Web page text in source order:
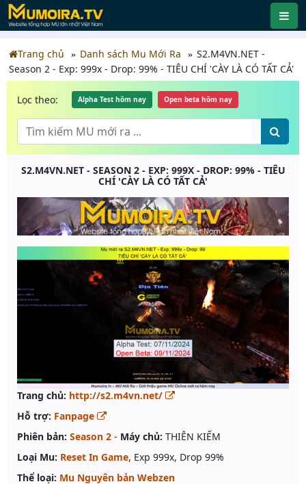
Trang chủ Danh sách Mu Mới Ra
S2.M4VN.NET -
Season 2 - Exp: 999x - Drop: 99% - TIÊU CHÍ 'CÀY LÀ CÓ TẤT CẢ'
Lọc theo: Alpha Test hôm nay Open beta hôm nay
S2.M4VN.NET - SEASON 2 - EXP: 999X - DROP: 99% - TIÊU
CHÍ 'CÀY LÀ CÓ TẤT CẢ'
Trang chủ: http://s2.m4vn.net/
Hỗ trợ: Fanpage
Phiên bản: Season 2 - Máy chủ: THIÊN KIẾM
Loại Mu: Reset In Game, Exp 999x, Drop 99%
Thể loại: Mu Nguyên bản Webzen